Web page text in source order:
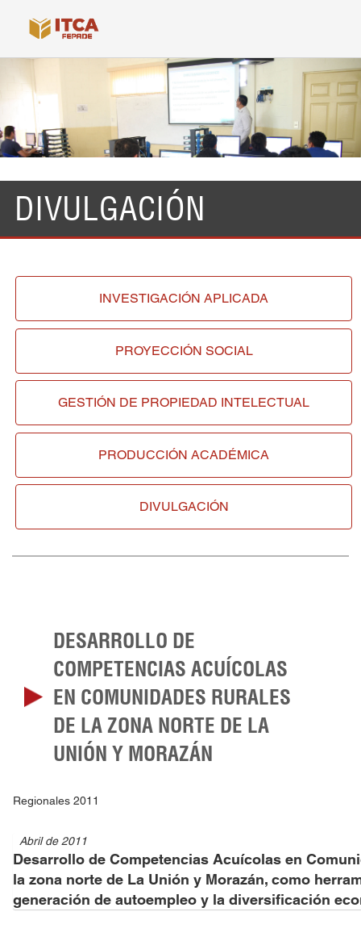
DIVULGACIÓN
INVESTIGACIÓNAPLICADA
PROYECCIÓN SOCIAL
GESTIÓN DE PROPIEDAD INTELECTUAL
PRODUCCIÓN ACADÉMICA
DIVULGACIÓN
DESARROLLO DE
COMPETENCIAS ACUÍCOLAS
EN COMUNIDADES RURALES
DE LA ZONA NORTE DE LA
UNIÓN Y MORAZÁN
Regionales 2011
Abril de 2011
Desarrollo de Competencias Acuícolas en
la zona norte de La Unión y Morazán, como
generación de autoempleo y la diversificación